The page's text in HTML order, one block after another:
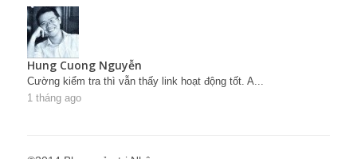
Hung Cuong Nguyễn
Cường kiểm tra thì vẫn thấy link hoạt động tốt. A...
1 tháng ago